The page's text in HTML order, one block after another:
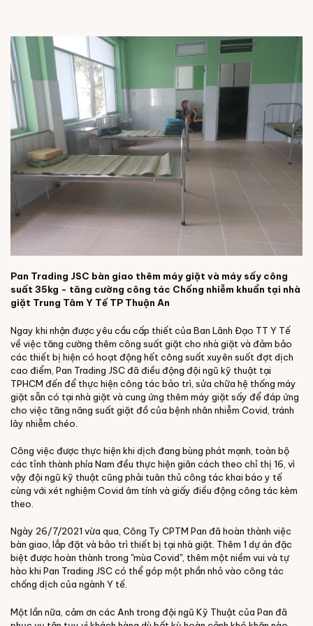
Pan Trading JSC bàn giao thêm máy giặt và máy sấy công
suất 35kg - tăng cường công tác Chống nhiễm khuẩn tại nhà
giặt Trung Tâm Y Tế TP Thuận An
Ngay khi nhận được yêu cầu cấp thiết của Ban Lãnh Đạo TT Y Tế
về việc tăng cường thêm công suất giặt cho nhà giặt và đảm bảo
các thiết bị hiện có hoạt động hết công suất xuyên suốt đợt dịch
cao điểm, Pan Trading JSC đã điều động đội ngũ kỹ thuật tại
TPHCM đến để thực hiện công tác bảo trì, sửa chữa hệ thống máy
giặt sẵn có tại nhà giặt và cung ứng thêm máy giặt sấy để đáp ứng
cho việc tăng năng suất giặt đồ của bệnh nhân nhiễm Covid, tránh
lây nhiễm chéo.
Công việc được thực hiện khi dịch đang bùng phát mạnh, toàn bộ
các tỉnh thành phía Nam đều thực hiện giãn cách theo chỉ thị 16, vì
vậy đội ngũ kỹ thuật cũng phải tuân thủ công tác khai báo y tế
cùng với xét nghiệm Covid âm tính và giấy điều động công tác kèm
theo.
Ngày 26/7/2021 vừa qua, Công Ty CPTM Pan đã hoàn thành việc
bàn giao, lắp đặt và bảo trì thiết bị tại nhà giặt. Thêm 1 dự án đặc
biệt được hoàn thành trong "mùa Covid", thêm một niềm vui và tự
hào khi Pan Trading JSC có thể góp một phần nhỏ vào công tác
chống dịch của ngành Y tế.
Một lần nữa, cảm ơn các Anh trong đội ngũ Kỹ Thuật của Pan đã